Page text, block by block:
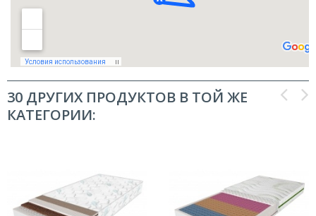
30 ДРУГИХ ПРОДУКТОВ В ТОЙ ЖЕ
КАТЕГОРИИ: